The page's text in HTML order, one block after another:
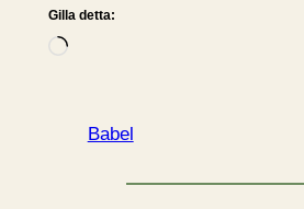
Gilla detta:
L
Babel